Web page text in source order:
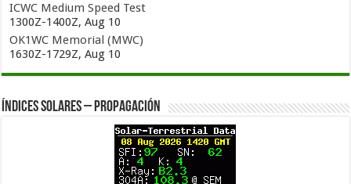
ICWC Medium Speed Test
1300Z-1400Z, Aug 10
OK1WC Memorial (MWC)
1630Z-1729Z, Aug 10
Índices solares – Propagación